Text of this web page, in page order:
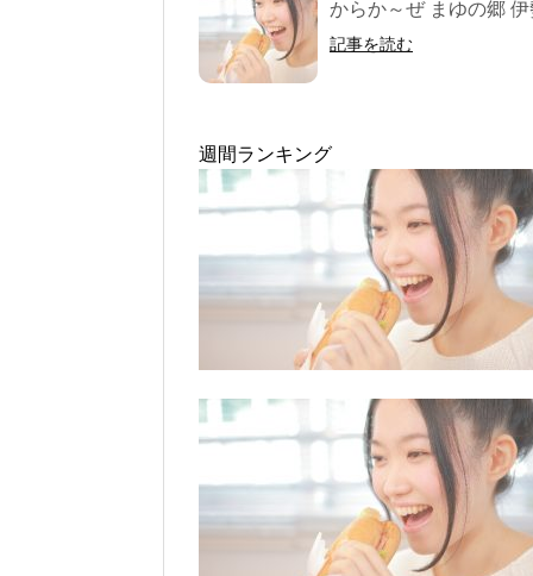
からか～ぜ まゆの郷
記事を読む
週間ランキング